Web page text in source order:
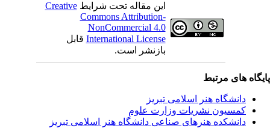
این مقاله تحت شرایطCreative
Commons Attribution-
NonCommercial 4.0
International Licenseقابل
بازنشر است.
مرتبط
هنر اسلامی تبریز
نشریات وزارت علوم
هنرهای صناعی دانشگاه هنر اسلامی تبریز